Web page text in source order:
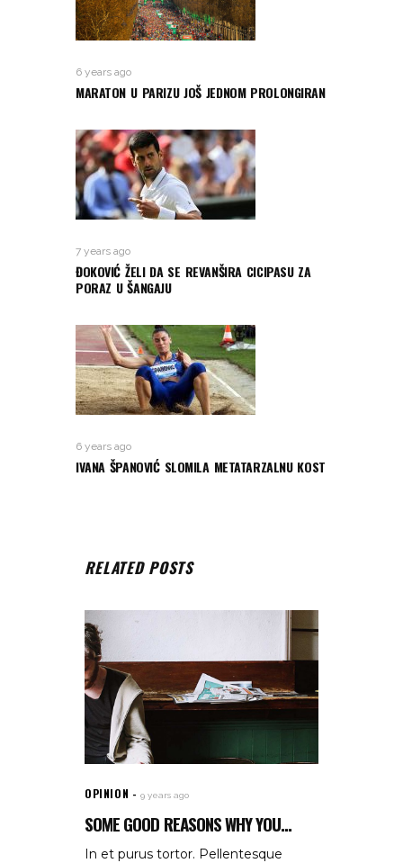
6 years ago
MARATON U PARIZU JOŠ JEDNOM PROLONGIRAN
7 years ago
ĐOKOVIĆ ŽELI DA SE REVANŠIRA CICIPASU ZA
PORAZ U ŠANGAJU
6 years ago
IVANA ŠPANOVIĆ SLOMILA METATARZALNU KOST
RELATED POSTS
OPINION 9 years ago
SOME GOOD REASONS WHY YOU...
In et purus tortor. Pellentesque